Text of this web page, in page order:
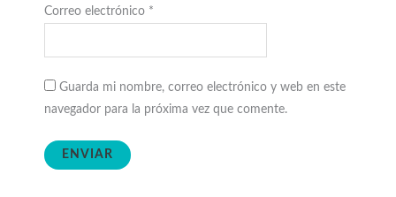
Correo electrónico *
Guarda mi nombre, correo electrónico y web en este
navegador para la próxima vez que comente.